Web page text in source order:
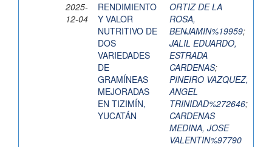
2025-
12-04
RENDIMIENTO
Y VALOR
NUTRITIVO DE
DOS
VARIEDADES
DE
GRAMÍNEAS
MEJORADAS
EN TIZIMÍN,
YUCATÁN
ORTIZ DE LA
ROSA,
BENJAMIN%19959;
JALIL EDUARDO,
ESTRADA
CARDENAS;
PINEIRO VAZQUEZ,
ANGEL
TRINIDAD%272646;
CARDENAS
MEDINA, JOSE
VALENTIN%97790